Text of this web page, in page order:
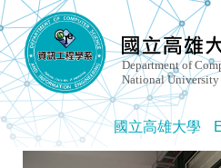
國立高雄大學